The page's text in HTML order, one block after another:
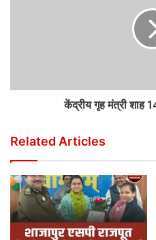
केंद्रीय गृह मंत्री शाह
Related Articles